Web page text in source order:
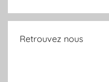
Retrouvez nous